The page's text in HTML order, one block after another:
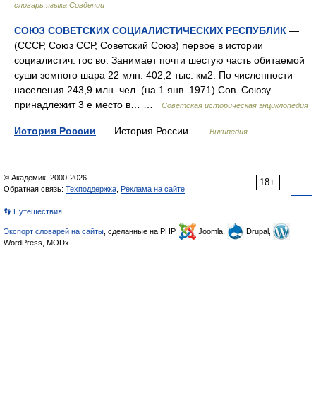
словарь языка Совдепии
СОЮЗ СОВЕТСКИХ СОЦИАЛИСТИЧЕСКИХ РЕСПУБЛИК —
(СССР, Союз ССР, Советский Союз) первое в истории
социалистич. гос во. Занимает почти шестую часть обитаемой
суши земного шара 22 млн. 402,2 тыс. км2. По численности
населения 243,9 млн. чел. (на 1 янв. 1971) Сов. Союзу
принадлежит 3 е место в… …
Советская историческая энциклопедия
История России — История России … Википедия
18+
© Академик, 2000-2026
Обратная связь: Техподдержка Реклама на сайте
👣 Путешествия
Экспорт словарей на сайты , сделанные на PHP, Joomla,
Drupal,
WordPress, MODx.